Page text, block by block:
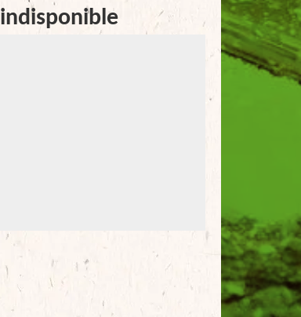
indisponible